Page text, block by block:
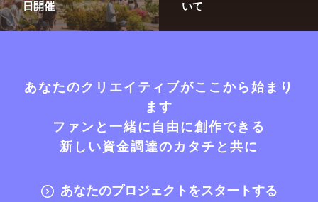
日開催 いて
あなたのクリエイティブがここから始まり
ます
ファンと一緒に自由に創作できる
新しい資金調達のカタチと共に
あなたのプロジェクトをスタートする